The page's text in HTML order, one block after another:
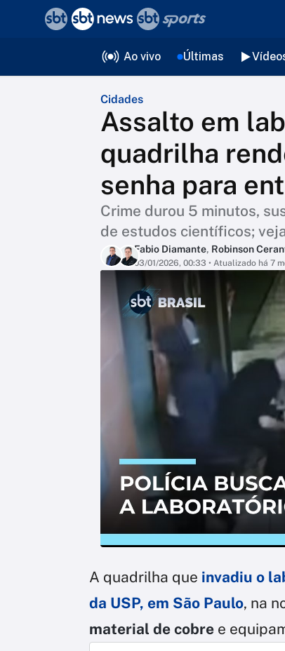
Ao vivo Últimas
Cidades
Assalto em
quadrilha
senha para
Crime durou 5 minutos,
de estudos científicos;
Fabio Diamante, Robinson
03/01/2026, 00:33 • Atualizado há 7
A quadrilha que invadiu o
da USP, em São Paulo, na
material de cobre e
voltar
Editorias